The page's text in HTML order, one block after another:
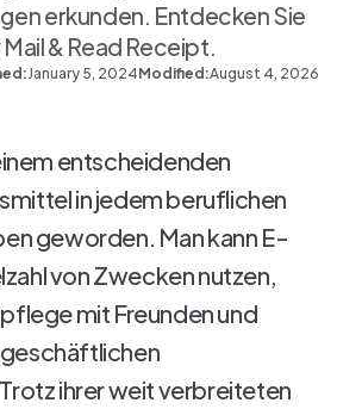
erkunden. Entdecken Sie
& Read Receipt.
January 5, 2024Modified:August 4, 2026
entscheidenden
in jedem beruflichen
geworden. Man kann E-
von Zwecken nutzen,
mit Freunden und
geschäftlichen
ihrer weit verbreiteten